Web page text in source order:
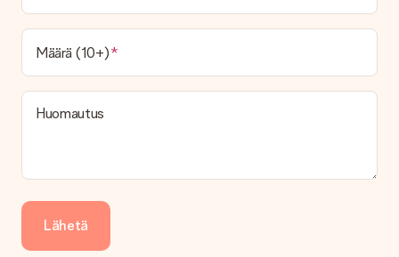
Määrä (10+)
Huomautus
Lähetä